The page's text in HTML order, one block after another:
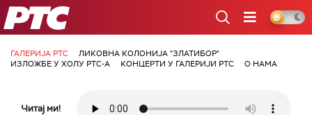
РТС
ГАЛЕРИЈА РТС
ЛИКОВНА КОЛОНИЈА "ЗЛАТИБОР"
ИЗЛОЖБЕ У ХОЛУ РТС-А
КОНЦЕРТИ У ГАЛЕРИЈИ РТС О НАМА
Читај ми!